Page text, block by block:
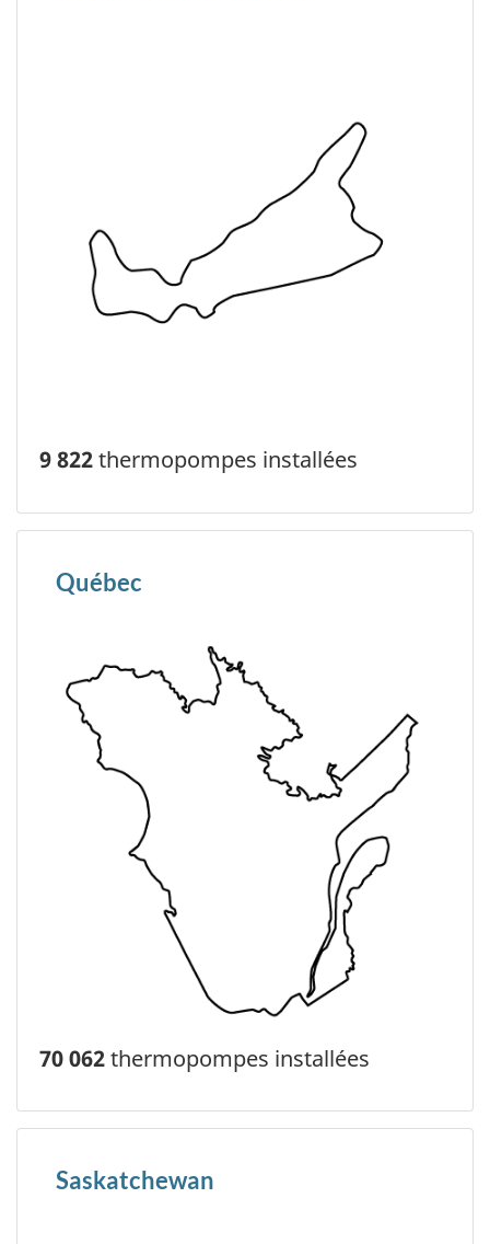
9 822thermopompes installées
Québec
70 062thermopompes installées
Saskatchewan